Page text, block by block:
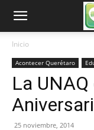
Inicio
Acontecer Querétaro
La
25 noviembre, 2014